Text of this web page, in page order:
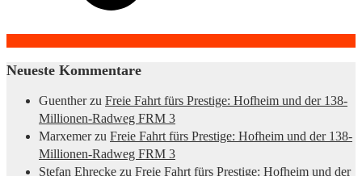
Neueste Kommentare
Guentherzu Freie Fahrt fürs Prestige: Hofheim und der 138-
Millionen-Radweg FRM 3
Marxemerzu Freie Fahrt fürs Prestige: Hofheim und der 138-
Millionen-Radweg FRM 3
Stefan Ehrecke zu Freie Fahrt fürs Prestige: Hofheim und der